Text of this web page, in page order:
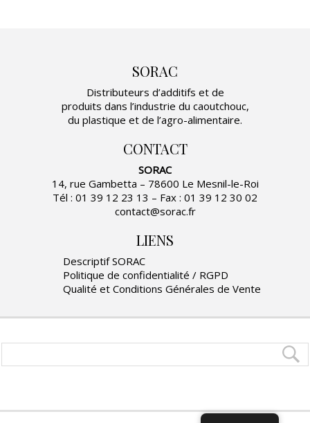
SORAC
Distributeurs d’additifs et de
produits dans l’industrie du caoutchouc,
du plastique et de l’agro-alimentaire.
CONTACT
SORAC
14, rue Gambetta – 78600 Le Mesnil-le-Roi
Tél : 01 39 12 23 13 – Fax : 01 39 12 30 02
contact@sorac.fr
LIENS
Descriptif SORAC
Politique de confidentialité / RGPD
Qualité et Conditions Générales de Vente